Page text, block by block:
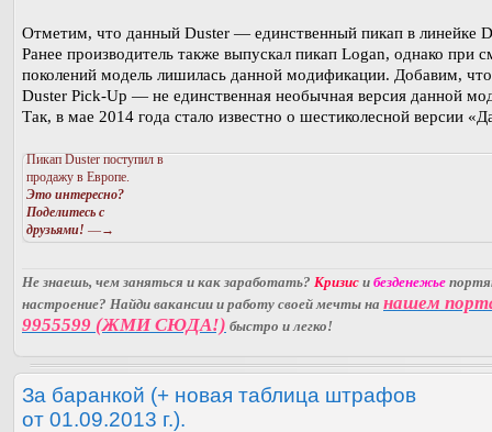
Отметим, что данный Duster — единственный пикап в линейке
Ранее производитель также выпускал пикап Logan, однако при
поколений модель лишилась данной модификации. Добавим,
Duster Pick-Up — не единственная необычная версия данной
Так, в мае 2014 года стало известно о шестиколесной версии
Пикап Duster поступил в
продажу в Европе.
Это интересно?
Поделитесь с
друзьями! —→
Не знаешь, чем заняться и как заработать? Кризис и безденежье
настроение? Найди вакансии и работу своей мечты на нашем
9955599 (ЖМИ СЮДА!) быстро и легко!
За баранкой (+ новая таблица штрафов
от 01.09.2013 г.).